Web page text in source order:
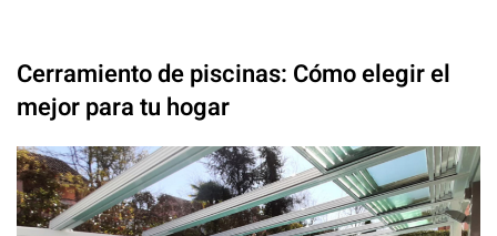
Cerramiento de piscinas: Cómo elegir el
mejor para tu hogar